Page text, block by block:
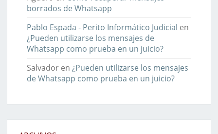
borrados de Whatsapp
Pablo Espada - Perito Informático Judicial en
¿Pueden utilizarse los mensajes de
Whatsapp como prueba en un juicio?
Salvador en ¿Pueden utilizarse los mensajes
de Whatsapp como prueba en un juicio?